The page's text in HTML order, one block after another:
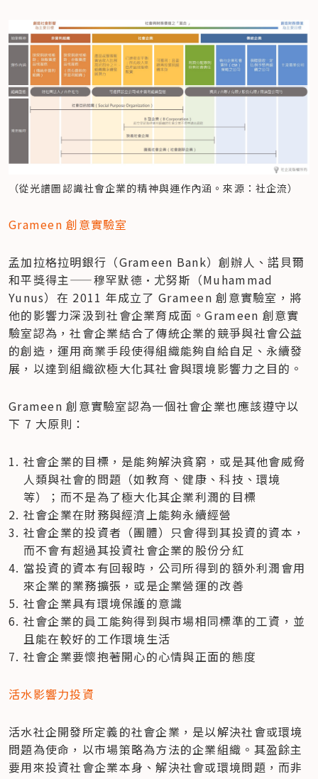
（從光譜圖認識社會企業的精神與運作內涵。來源：社企流）
Grameen 創意實驗室
孟加拉格拉明銀行（Grameen Bank）創辦人、諾貝爾
和平獎得主——穆罕默德·尤努斯（Muhammad
Yunus）在 2011 年成立了 Grameen 創意實驗室，將
他的影響力深汲到社會企業育成面。Grameen 創意實
驗室認為，社會企業結合了傳統企業的競爭與社會公益
的創造，運用商業手段使得組織能夠自給自足、永續發
展，以達到組織欲極大化其社會與環境影響力之目的。
Grameen 創意實驗室認為一個社會企業也應該遵守以
下 7 大原則：
社會企業的目標，是能夠解決貧窮，或是其他會威脅
人類與社會的問題（如教育、健康、科技、環境
等）；而不是為了極大化其企業利潤的目標
社會企業在財務與經濟上能夠永續經營
社會企業的投資者（團體）只會得到其投資的資本，
而不會有超過其投資社會企業的股份分紅
當投資的資本有回報時，公司所得到的額外利潤會用
來企業的業務擴張，或是企業營運的改善
社會企業具有環境保護的意識
社會企業的員工能夠得到與市場相同標準的工資，並
且能在較好的工作環境生活
社會企業要懷抱著開心的心情與正面的態度
活水影響力投資
活水社企開發所定義的社會企業，是以解決社會或環境
問題為使命，以市場策略為方法的企業組織。其盈餘主
要用來投資社會企業本身、解決社會或環境問題，而非